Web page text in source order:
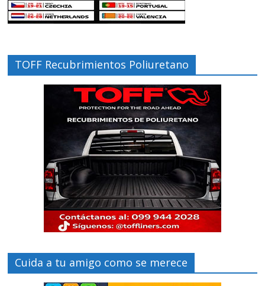
TOFF Recubrimientos Poliuretano
Cuida a tu amigo como se merece